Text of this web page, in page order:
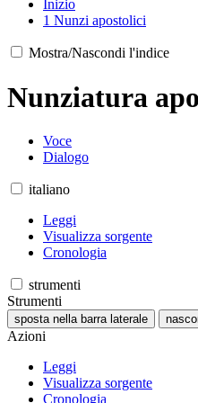
Inizio
1 Nunzi apostolici
Mostra/Nascondi l'indice
Nunziatura
Voce
Dialogo
italiano
Leggi
Visualizza sorgente
Cronologia
strumenti
Strumenti
sposta nella barra laterale
Azioni
Leggi
Visualizza sorgente
Cronologia